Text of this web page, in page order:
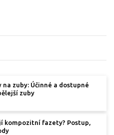
na zuby: Účinné a dostupné
zuby
kompozitní fazety? Postup,